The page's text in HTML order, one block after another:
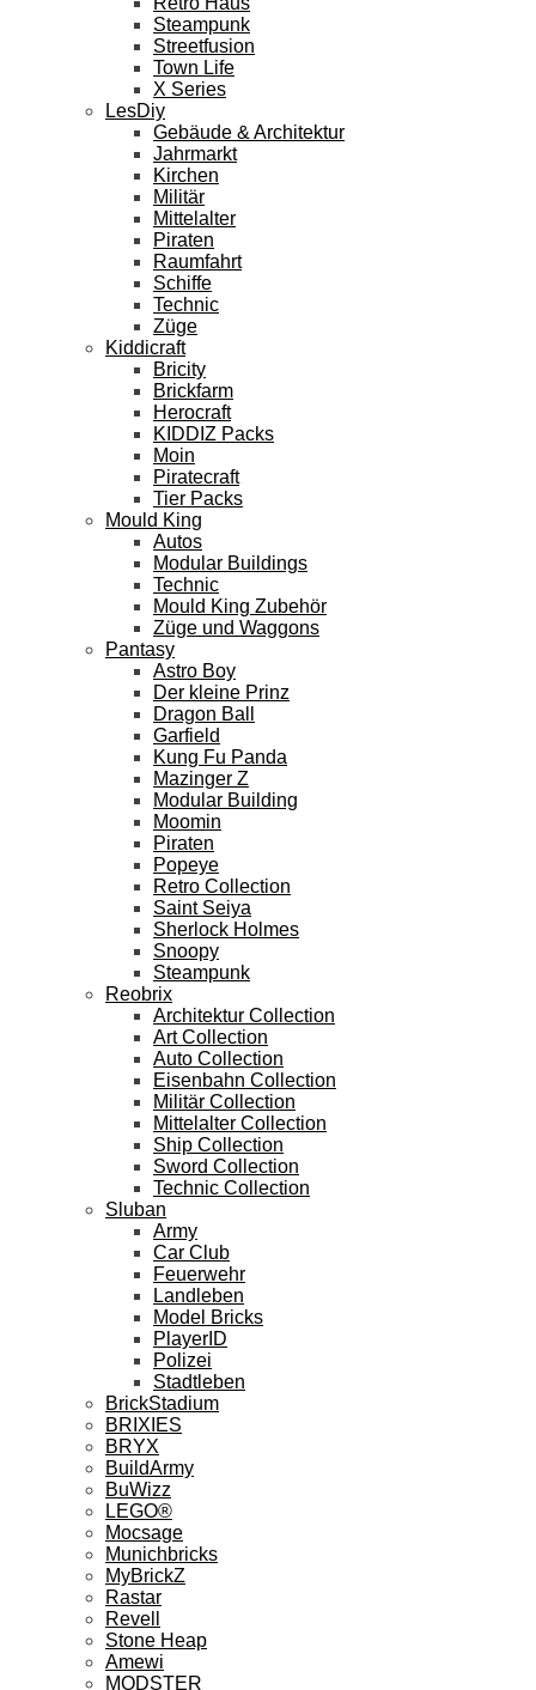
Steampunk
Streetfusion
Town Life
X Series
LesDiy
Gebäude & Architektur
Jahrmarkt
Kirchen
Militär
Mittelalter
Piraten
Raumfahrt
Schiffe
Technic
Züge
Kiddicraft
Bricity
Brickfarm
Herocraft
KIDDIZ Packs
Moin
Piratecraft
Tier Packs
Mould King
Autos
Modular Buildings
Technic
Mould King Zubehör
Züge und Waggons
Pantasy
Astro Boy
Der kleine Prinz
Dragon Ball
Garfield
Kung Fu Panda
Mazinger Z
Modular Building
Moomin
Piraten
Popeye
Retro Collection
Saint Seiya
Sherlock Holmes
Snoopy
Steampunk
Reobrix
Architektur Collection
Art Collection
Auto Collection
Eisenbahn Collection
Militär Collection
Mittelalter Collection
Ship Collection
Sword Collection
Technic Collection
Sluban
Army
Car Club
Feuerwehr
Landleben
Model Bricks
PlayerID
Polizei
Stadtleben
BrickStadium
BRIXIES
BRYX
BuildArmy
BuWizz
LEGO®
Mocsage
Munichbricks
MyBrickZ
Rastar
Revell
Stone Heap
Amewi
MODSTER